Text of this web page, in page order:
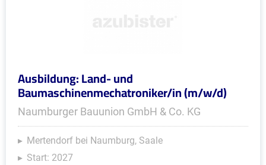
Ausbildung: Land- und
Baumaschinenmechatroniker/in (m/w/d)
Naumburger Bauunion GmbH & Co. KG
Mertendorf bei Naumburg, Saale
Start: 2027